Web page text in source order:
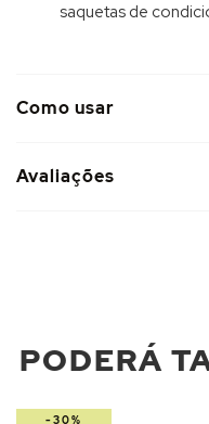
saquetas de
Como usar
Avaliações
PODERÁ
-30%